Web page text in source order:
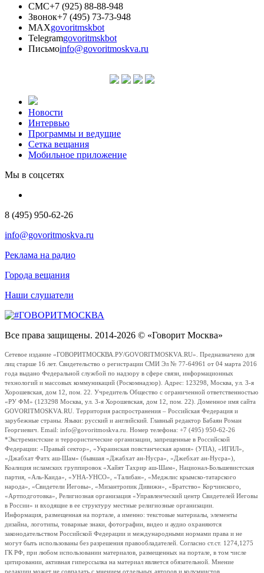
СМС+7 (925) 88-88-948
Звонок+7 (495) 73-73-948
MAXgovoritmskbot
Telegramgovoritmskbot
Письмоinfo@govoritmoskva.ru
Новости
Интервью
Программы и ведущие
Сетка вещания
Мобильное приложение
Мы в соцсетях
8 (495) 950-62-26
info@govoritmoskva.ru
Реклама на радио
Города вещания
Наши слушатели
Все права защищены. 2014-2026 © «Говорит Москва»
Сетевое издание «ГОВОРИТМОСКВА.РУ/GOVORITMOSKVA.RU». Предназначено для
лиц старше 16 лет. Свидетельство о регистрации СМИ Эл № 77-64961 от 04 марта 2016
года выдано Федеральной службой по надзору в сфере связи, информационных
технологий и массовых коммуникаций (Роскомнадзор). Адрес: 123298, Москва, ул. 3-я
Хорошевская, дом 12, пом. 22. Учредитель Общество с ограниченной ответственностью
«РУ ФМ» (123298 Москва, ул. 3-я Хорошевская, дом 12, пом. 22). Доменное имя сайта
GOVORITMOSKVA.RU. Территория распространения – Российская Федерация и
зарубежные страны. Языки: русский и английский. Главный редактор Бабаян Роман
Георгиевич. Email: info@govoritmoskva.ru. Номер телефона: +7 (495) 950-62-26
*Экстремистские и террористические организации, запрещенные в Российской
Федерации: «Правый сектор», «Украинская повстанческая армия» (УПА), «ИГИЛ»,
«Джабхат Фатх аш-Шам» (бывшая «Джабхат ан-Нусра», «Джебхат ан-Нусра»),
Коалиция исламских группировок «Хайят Тахрир аш-Шам», Национал-Большевистская
партия, «Аль-Каида», «УНА-УНСО», «Талибан», «Меджлис крымско-татарского
народа», «Свидетели Иеговы», «Мизантропик Дивижн», «Братство» Корчинского,
«Артподготовка», Религиозная организация «Управленческий центр Свидетелей Иеговы
в России» и входящие в ее структуру местные религиозные организации.
Информация, размещенная на портале, а именно: текстовые материалы, элементы
дизайна, логотипы, товарные знаки, фотографии, видео и аудио охраняются
законодательством Российской Федерации и международными нормами права и не
могут быть использованы без разрешения правообладателей. Согласно ст.ст. 1274,1275
ГК РФ, при любом использовании материалов, размещенных на портале, в том числе
цитировании, активная гиперссылка на материал является обязательной. Мнение
редакции может не совпадать с мнением отдельных авторов и колумнистов.